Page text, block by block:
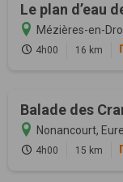
Le plan d’eau
Mézières-en-
4h00 16 km
Balade des
Nonancourt,
4h00 15 km